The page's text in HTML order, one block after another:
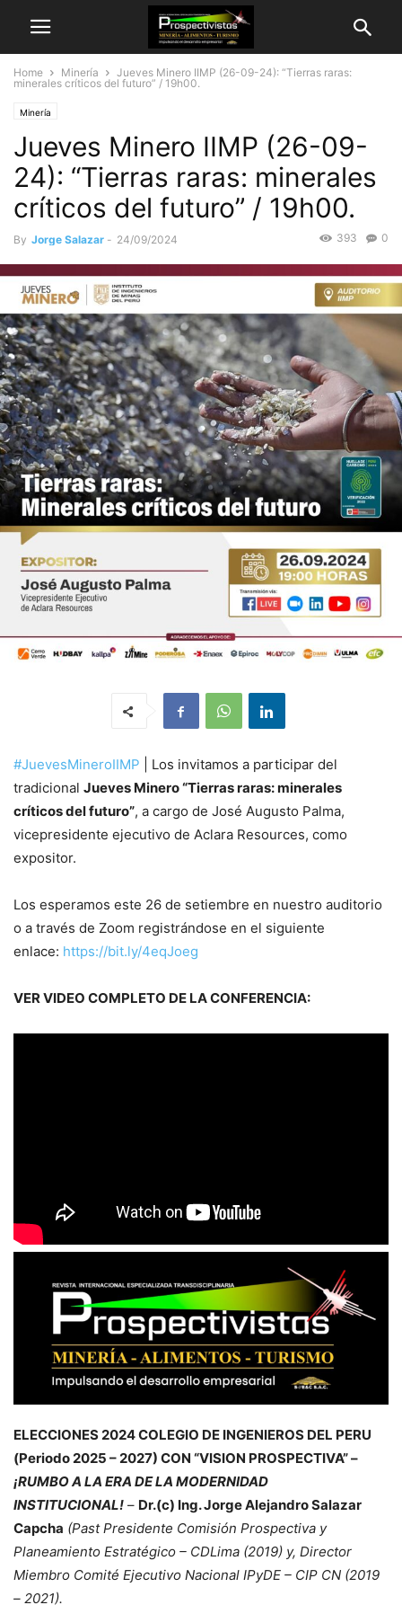
Home Minería
Jueves Minero IIMP (26-09-24): “Tierras raras:
minerales críticos del futuro” / 19h00.
Minería
Jueves Minero IIMP (26-09-
24): “Tierras raras: minerales
críticos del futuro” / 19h00.
By Jorge Salazar - 24/09/2024 0
393
#JuevesMineroIIMP | Los invitamos a participar del
tradicional Jueves Minero “Tierras raras: minerales
críticos del futuro”, a cargo de José Augusto Palma,
vicepresidente ejecutivo de Aclara Resources, como
expositor.
Los esperamos este 26 de setiembre en nuestro auditorio
o a través de Zoom registrándose en el siguiente
enlace: https://bit.ly/4eqJoeg
VER VIDEO COMPLETO DE LA CONFERENCIA:
ELECCIONES 2024 COLEGIO DE INGENIEROS DEL PERU
(Periodo 2025 – 2027) CON “VISION PROSPECTIVA” –
¡RUMBO A LA ERA DE LA MODERNIDAD
INSTITUCIONAL! – Dr.(c) Ing. Jorge Alejandro Salazar
Capcha (Past Presidente Comisión Prospectiva y
Planeamiento Estratégico – CDLima (2019) y, Director
Miembro Comité Ejecutivo Nacional IPyDE – CIP CN (2019
– 2021).